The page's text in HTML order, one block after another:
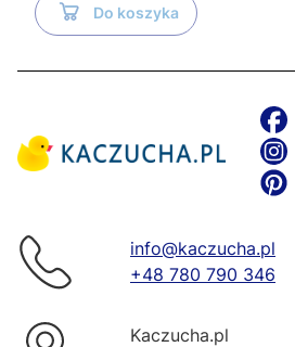
Do koszyka
info@kaczucha.pl
+48 780 790 346
Kaczucha.pl